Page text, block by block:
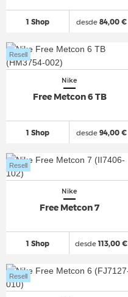
1 Shop desde84,00 €
Nike
Free Metcon 6 TB
1 Shop
Resell
desde94,00 €
Nike
Free Metcon 7
1 Shop
Resell
desde113,00 €
Resell